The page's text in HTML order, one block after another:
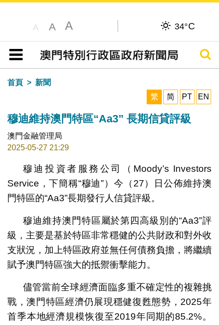
A A A 34°C
目錄
搜尋
首頁
新聞
繁
简 PT EN
穆迪維持澳門特區“Aa3” 長期信貸評級
澳門金融管理局
2025-05-27 21:29
穆迪投資者服務公司（Moody’s Investors
Service，下簡稱“穆迪”）今（27）日公佈維持澳
門特區的“Aa3”長期發行人信貸評級。
穆迪維持澳門特區屬於第四高級別的“Aa3”評
級，主要是基於特區非常穩健的公共財政和對外收
支狀況，加上特區政府並無任何債務負擔，將繼續
賦予澳門特區強大的抵禦衝擊能力。
儘管當前全球經濟面臨多重不確定性的複雜挑
戰，澳門特區經濟仍展現穩健復甦態勢，2025年
首季本地經濟規模恢復至2019年同期的85.2%。